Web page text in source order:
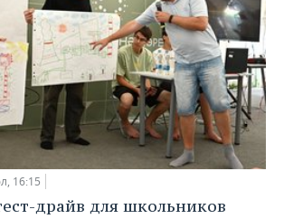
16:15
драйв для школьников